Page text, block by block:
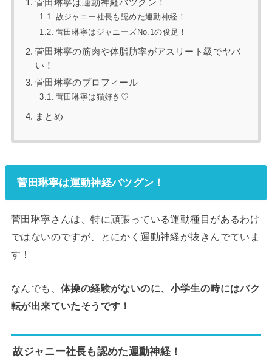
菅田琳寧は運動神経バツグン！
故ジャニー社長も認めた運動神経！
菅田琳寧はジャニーズNo.1の俊足！
菅田琳寧の筋肉や体脂肪率がアスリート級でヤバ
い！
菅田琳寧のプロフィール
菅田琳寧は猫好き♡
まとめ
菅田琳寧は運動神経バツグン！
菅田琳寧さんは、特に頑張っている運動種目があるわけ
ではないのですが、とにかく運動神経が抜きんでていま
す！
なんでも、 体操の経験がないのに、小学生の時にはバク
転が出来ていたそうです！
故ジャニー社長も認めた運動神経！